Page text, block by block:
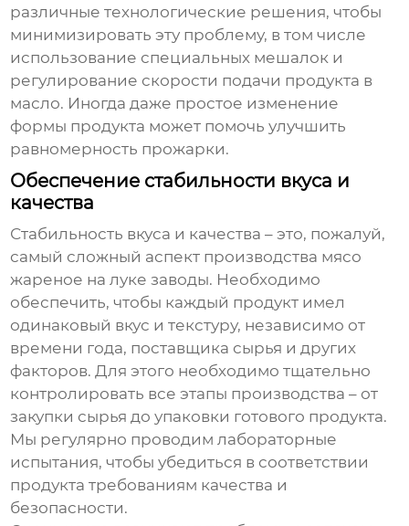
различные технологические решения, чтобы
минимизировать эту проблему, в том числе
использование специальных мешалок и
регулирование скорости подачи продукта в
масло. Иногда даже простое изменение
формы продукта может помочь улучшить
равномерность прожарки.
Обеспечение стабильности вкуса и
качества
Стабильность вкуса и качества – это, пожалуй,
самый сложный аспект производства мясо
жареное на луке заводы. Необходимо
обеспечить, чтобы каждый продукт имел
одинаковый вкус и текстуру, независимо от
времени года, поставщика сырья и других
факторов. Для этого необходимо тщательно
контролировать все этапы производства – от
закупки сырья до упаковки готового продукта.
Мы регулярно проводим лабораторные
испытания, чтобы убедиться в соответствии
продукта требованиям качества и
безопасности.